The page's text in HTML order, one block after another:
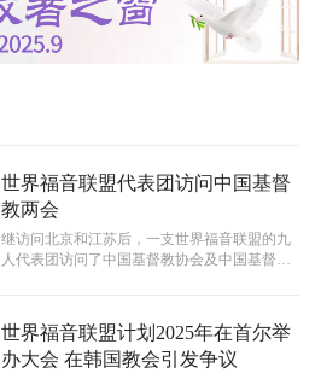
世界福音联盟代表团访问中国基督
教两会
继访问北京和江苏后，一支世界福音联盟的九
人代表团访问了中国基督教协会及中国基督教
世界福音联盟计划2025年在首尔举
办大会 在韩国教会引发争议